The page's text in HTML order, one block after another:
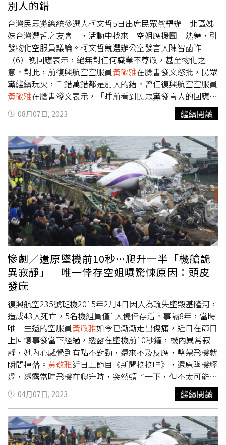
分業者有在加強改善飼養環境與品質提昇。這裡的文章點出
種種問題都是期望未來養殖環境與牛肉湯都能更好，不是為
了酸我們自己國內的產業潑冷水。」
別人的錯
台灣民眾黨總統參選人柯文哲5日出席民眾黨舉辦「北區姊
妹台灣選哲之友會」，活動中找來「空姐應援團」熱舞，引
發物化空服員議論。柯文哲競選辦公室發言人陳智菡昨
（6）晚回應表示，絕無對任何職業不尊敬，甚至物化之
意。對此，前復興航空空服員黃敬雅在臉書發文怒批，民眾
黨繼續玩火，千錯萬錯都是別人的錯。曾任復興航空空服員
黃敬雅在臉書發文表示，「睡前看到民眾黨發言人的回應⋯
繼續不認錯，繼續都是別人的錯，這就是柯文哲遇到公關危
機的經典SOP，下面的信徒也越來越學到精髓」。現在大家
都知道了，民眾黨在事情燒起來前，一直對外所稱、宣傳、
當新聞話題的「空姐應援團」，原來都是舞團，服裝是舞團
建議的，都是舞團的錯不是我們，黃敬雅直言，再看到陳智
菡嘴硬，用和服、韓服來比喻，我只能說「笑死」。發言人
為了KPI，要掰出這些回應來護航，也太強人所難。對於昨
日的活動，黃敬雅質疑說，「選哲？還是物化後援會？ 昨
天柯文哲的一場女性後援會，為的是做一場讓社會大眾看
到，他雖然仇女、厭女，但也會有許多女性支持者」。這場
大戲，除了處處做作矯情外，去年選舉打著機長名號參選的
現任北市議員張志豪(眾)，還沾沾自喜的自稱號召「空姐應
援團」。柯文哲不懂就算了，他這輩子大概不會有機會理解
什麼叫尊重女性。黃敬雅表示，張志豪同樣過去曾是航空業
從業人員，卻帶頭引領這種物化行為，實則是對於空服夥伴
們的侮辱與背叛，也凸顯了民眾黨這個有總統提名人的政
黨，從上到下毫無性別意識也沒有政治判斷。黃敬雅表示，
「其實就誠信的道歉，說你們未來會更加注意，並且努力促
進社會的性別意識進步以及消弭職業刻板印象與物化現象，
很難嗎？」。黃敬雅 痛批，竟然還能夠說出是鼓勵女性拋棄
社會各種加諸的束縛，這些物化性質滿滿的表演，不正是你
們所加諸的束縛、桎梏嗎！最後黃敬雅表示，民眾黨，真的
好了啦。
08月07日, 2023 繼續閱讀
慘劇／還原墜機前10秒…爬升一半「機艙詭
異寂靜」 唯一倖存空姐曝驚悚原因：頭皮
發麻
復興航空235號班機2015年2月4日因人為疏失墜毀基隆河，
造成43人死亡，5名機組員僅1人僥倖存活。事隔8年，當時
唯一生還的空服員黃敬雅如今已漸漸走出傷痛，近日在節目
上回憶事發當下經過，透露在墜機前10秒鐘，機內異常寂
靜，她內心感覺到有點不對勁，還來不及反應，整架飛機就
瞬間掉落。 黃敬雅近日上節目《新聞挖挖哇》，還原墜機經
過，透露當時飛機在爬升時，突然頓了一下，但不太可能是
氣流或天氣因素，她內心就感覺到有點不對勁，想法都還在
腦海裡盤旋時，飛機內已經沒有了螺旋槳的聲音，機艙突然
一片寂靜。她表示，螺旋槳轉動聲消失後，自己完全沒有接
到來自前艙的指示，連機上乘客也對於機艙安靜的情況有些
猜疑時，僅僅過了約5至10秒的時間，整架飛機就墜落到基
04月07日, 2023 繼續閱讀